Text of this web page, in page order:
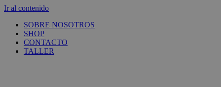
Ir al contenido
SOBRE NOSOTROS
SHOP
CONTACTO
TALLER